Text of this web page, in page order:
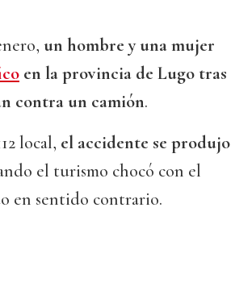
un hombre y una mujer
en la provincia de Lugo tras
contra un camión.
local, el accidente se produjo
el turismo chocó con el
en sentido contrario.